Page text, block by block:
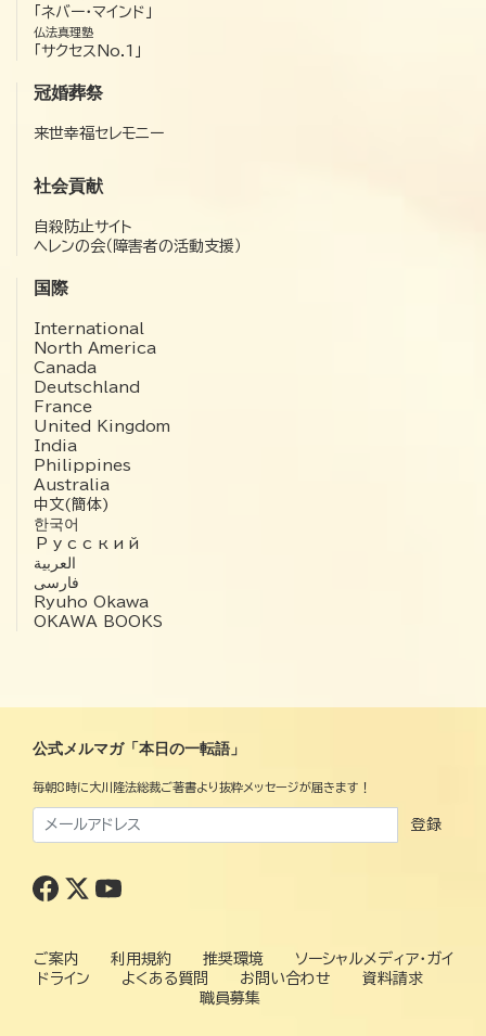
「ネバー・マインド」
仏法真理塾
「サクセスNo.1」
冠婚葬祭
来世幸福セレモニー
社会貢献
自殺防止サイト
ヘレンの会（障害者の活動支援）
国際
International
North America
Canada
Deutschland
France
United Kingdom
India
Philippines
Australia
中文(簡体)
한국어
Русский
العربية‏
فارسی
Ryuho Okawa
OKAWA BOOKS
公式メルマガ「本日の一転語」
毎朝8時に大川隆法総裁ご著書より抜粋メッセージが届きます！
登録
ご案内 利用規約 推奨環境
ソーシャルメディア・ガイ
ドライン
よくある質問 お問い合わせ
資料請求
職員募集